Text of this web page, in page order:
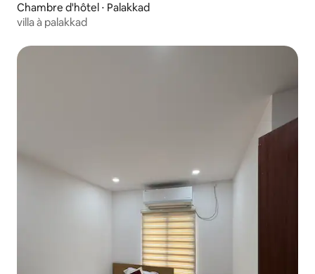
Chambre d'hôtel ⋅ Palakkad
villa à palakkad